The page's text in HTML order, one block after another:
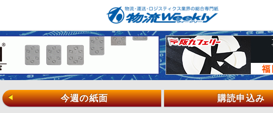
◀ 今週の紙面 購読申込み